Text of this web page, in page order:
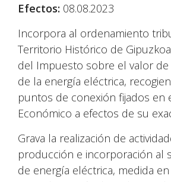
Efectos: 08.08.2023
Incorpora al ordenamiento
Territorio Histórico de
del Impuesto sobre el valor
de la energía eléctrica,
puntos de conexión fijados en
Económico a efectos de su
Grava la realización de
producción e incorporación al
de energía eléctrica, medida